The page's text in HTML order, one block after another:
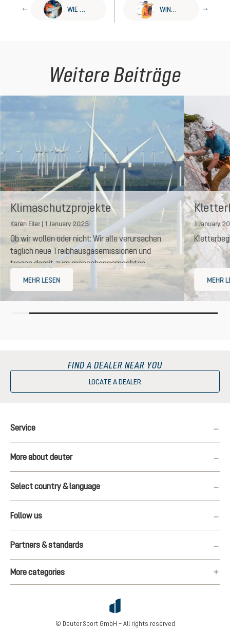
Weitere Beiträge
Klimaschutzprojekte
unterstützen
Karen Eller | 1 January 2025
Ob wir wollen oder nicht: Wir alle verursachen
täglich neue Treibhausgasemissionen und
tragen damit zum menschengemachten
Klimawandel bei.
MEHR LESEN
1 January
MEHR
FIND A DEALER NEAR YOU
LOCATE A DEALER
Service
More about deuter
Select country & language
Follow us
Partners & standards
More categories
© Deuter Sport GmbH – All rights reserved